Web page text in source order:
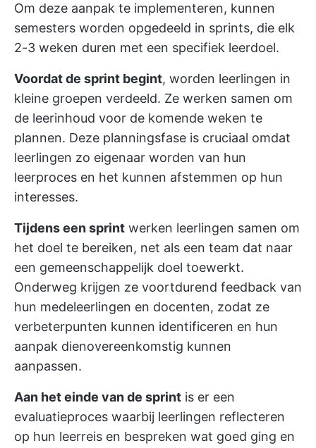
Om deze aanpak te implementeren, kunnen
semesters worden opgedeeld in sprints, die elk
2-3 weken duren met een specifiek leerdoel.
Voordat de sprint begint, worden leerlingen in
kleine groepen verdeeld. Ze werken samen om
de leerinhoud voor de komende weken te
plannen. Deze planningsfase is cruciaal omdat
leerlingen zo eigenaar worden van hun
leerproces en het kunnen afstemmen op hun
interesses.
Tijdens een sprint werken leerlingen samen om
het doel te bereiken, net als een team dat naar
een gemeenschappelijk doel toewerkt.
Onderweg krijgen ze voortdurend feedback van
hun medeleerlingen en docenten, zodat ze
verbeterpunten kunnen identificeren en hun
aanpak dienovereenkomstig kunnen
aanpassen.
Aan het einde van de sprint is er een
evaluatieproces waarbij leerlingen reflecteren
op hun leerreis en bespreken wat goed ging en